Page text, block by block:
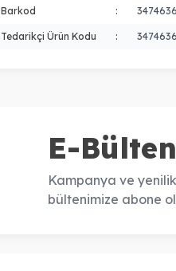
Barkod :
Tedarikçi Ürün Kodu :
E-
Kampanya ve
bültenimize abone